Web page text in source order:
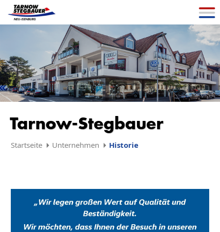
Tarnow-Stegbauer
Startseite Unternehmen Historie